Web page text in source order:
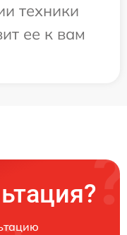
техники
ее к вам